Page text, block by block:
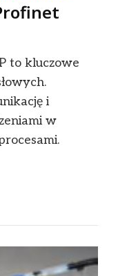
to kluczowe
i
w